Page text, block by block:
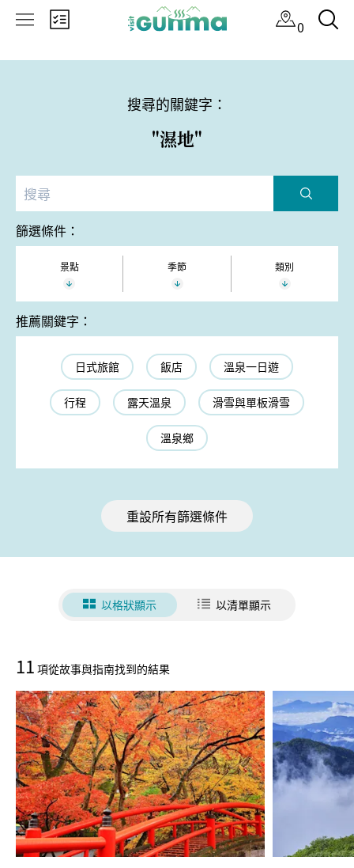
0
搜尋的關鍵字：
"濕地"
篩選條件：
景點 季節 類別
推薦關鍵字：
日式旅館 飯店 溫泉一日遊
行程 露天溫泉 滑雪與單板滑雪
溫泉鄉
重設所有篩選條件
以格狀顯示 以清單顯示
11 項從故事與指南找到的結果